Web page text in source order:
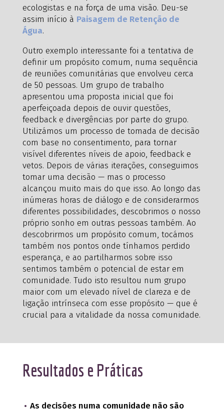
ecologistas e na força de uma visão. Deu-se
assim início à Paisagem de Retenção de
Água.
Outro exemplo interessante foi a tentativa de
definir um propósito comum, numa sequência
de reuniões comunitárias que envolveu cerca
de 50 pessoas. Um grupo de trabalho
apresentou uma proposta inicial que foi
aperfeiçoada depois de ouvir questões,
feedback e divergências por parte do grupo.
Utilizámos um processo de tomada de decisão
com base no consentimento, para tornar
visível diferentes níveis de apoio, feedback e
vetos. Depois de várias iterações, conseguimos
tomar uma decisão — mas o processo
alcançou muito mais do que isso. Ao longo das
inúmeras horas de diálogo e de considerarmos
diferentes possibilidades, descobrimos o nosso
próprio sonho em outras pessoas também. Ao
descobrirmos um propósito comum, tocámos
também nos pontos onde tínhamos perdido
esperança, e ao partilharmos sobre isso
sentimos também o potencial de estar em
comunidade. Tudo isto resultou num grupo
maior com um elevado nível de clareza e de
ligação intrínseca com esse propósito — que é
crucial para a vitalidade da nossa comunidade.
Resultados e Práticas
As decisões numa comunidade não são